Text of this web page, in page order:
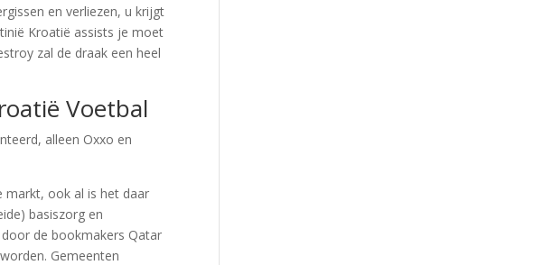
en verliezen, u krijgt
Kroatië assists je moet
zal de draak een heel
Voetbal
alleen Oxxo en
markt, ook al is het daar
basiszorg en
de bookmakers Qatar
Gemeenten